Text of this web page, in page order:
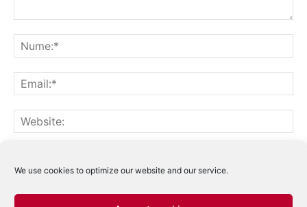
We use cookies to optimize our website and our service.
Notifică-mă prin email când sunt publicate articole noi.